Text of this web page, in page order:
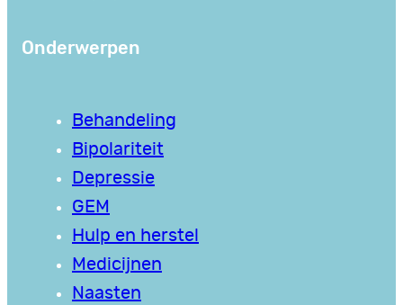
Onderwerpen
Behandeling
Bipolariteit
Depressie
GEM
Hulp en herstel
Medicijnen
Naasten